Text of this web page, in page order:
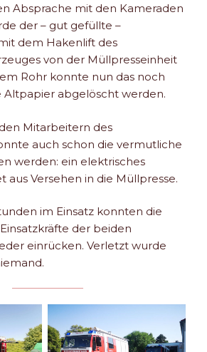
Absprache mit den Kameraden
der – gut gefüllte –
dem Hakenlift des
von der Müllpresseinheit
Rohr konnte nun das noch
Altpapier abgelöscht werden.
Mitarbeitern des
auch schon die vermutliche
werden: ein elektrisches
aus Versehen in die Müllpresse.
im Einsatz konnten die
der beiden
einrücken. Verletzt wurde